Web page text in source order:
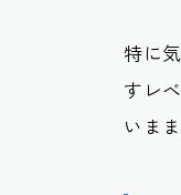
特に
すレ
いま